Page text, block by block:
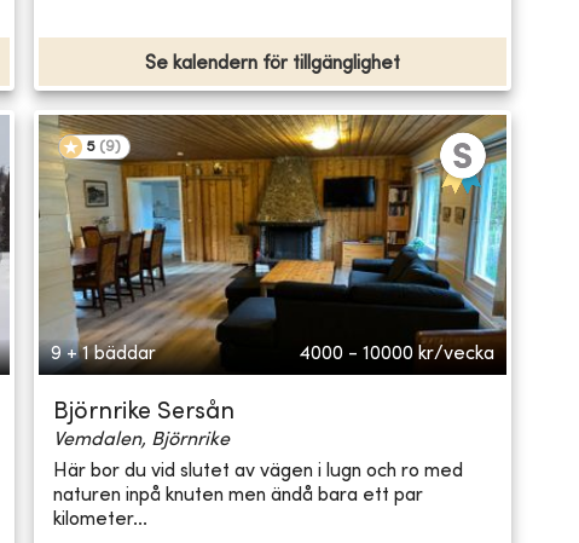
Se kalendern för tillgänglighet
5 (9)
9 + 1 bäddar 4000 - 10000 kr/vecka
Björnrike Sersån
Vemdalen, Björnrike
Här bor du vid slutet av vägen i lugn och ro med
naturen inpå knuten men ändå bara ett par
kilometer...